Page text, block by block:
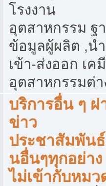
โรงงาน
อุตสาหกรรม ฐ
ข้อมูลผู้ผลิต ,นำ
เข้า-ส่งออก เคมี
อุตสาหกรรมต่า
บริการอื่น ๆ ฝ
ข่าว
ประชาสัมพัน
นอื่นๆทุกอย่า
ไม่เข้ากับหมว